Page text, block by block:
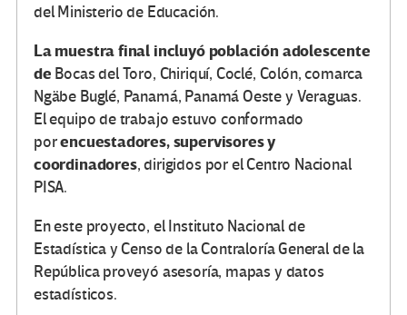
del Ministerio de Educación.
La muestra final incluyó población adolescente
de Bocas del Toro, Chiriquí, Coclé, Colón, comarca
Ngäbe Buglé, Panamá, Panamá Oeste y Veraguas.
El equipo de trabajo estuvo conformado
porencuestadores, supervisores y
coordinadores, dirigidos por el Centro Nacional
PISA.
En este proyecto, el Instituto Nacional de
Estadística y Censo de la Contraloría General de la
República proveyó asesoría, mapas y datos
estadísticos.